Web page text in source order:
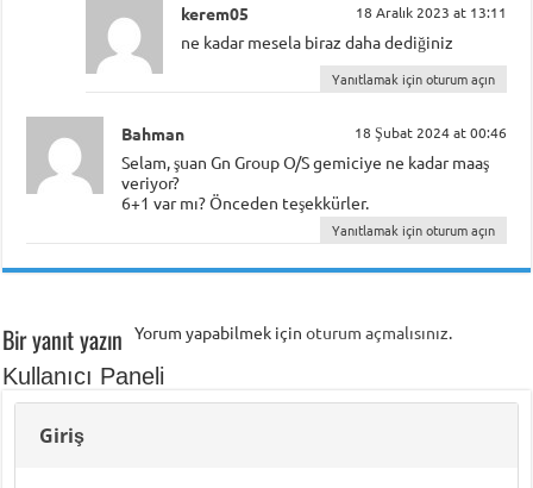
kerem05 18 Aralık 2023 at 13:11
ne kadar mesela biraz daha dediğiniz
Yanıtlamak için oturum açın
Bahman 18 Şubat 2024 at 00:46
Selam, şuan Gn Group O/S gemiciye ne kadar maaş
veriyor?
6+1 var mı? Önceden teşekkürler.
Yanıtlamak için oturum açın
Bir yanıt yazın Yorum yapabilmek içinoturum açmalısınız
Kullanıcı Paneli
Giriş